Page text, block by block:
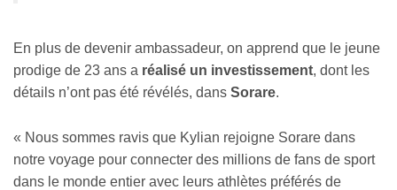
En plus de devenir ambassadeur, on apprend que le jeune
prodige de 23 ans a réalisé un investissement, dont les
détails n’ont pas été révélés, dans Sorare.
« Nous sommes ravis que Kylian rejoigne Sorare dans
notre voyage pour connecter des millions de fans de sport
dans le monde entier avec leurs athlètes préférés de